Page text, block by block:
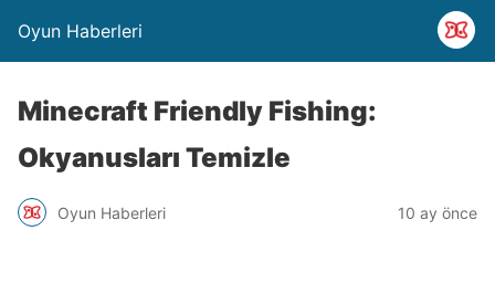
Oyun Haberleri
Minecraft Friendly Fishing:
Okyanusları Temizle
Oyun Haberleri 10 ay önce